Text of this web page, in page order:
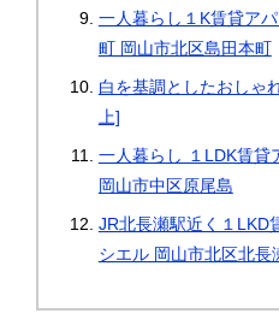
一人暮らし１K賃貸ア
町 岡山市北区島田本町
白を基調としたおしゃ
上]
一人暮らし １LDK賃貸
岡山市中区原尾島
JR北長瀬駅近く１LKD
シエル 岡山市北区北長